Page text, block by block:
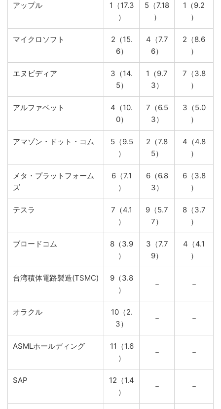
アップル
1（17.3
）
5（7.18
）
1（9.2
）
マイクロソフト
2（15.
6）
4（7.7
6）
2（8.6
）
エヌビディア
3（14.
5）
1（9.7
3）
7（3.8
）
アルファベット
4（10.
0）
7（6.5
3）
3（5.0
）
アマゾン・ドット・コム
5（9.5
）
2（7.8
5）
4（4.8
）
メタ・プラットフォーム
ズ
6（7.1
）
6（6.8
3）
6（3.8
）
テスラ
7（4.1
）
9（5.7
7）
8（3.7
）
ブロードコム
8（3.9
）
3（7.7
9）
4（4.1
）
台湾積体電路製造(TSMC)
9（3.8
）
－ －
オラクル
10（2.
3）
－ －
ASMLホールディング
11（1.6
）
－ －
SAP
12（1.4
）
－ －